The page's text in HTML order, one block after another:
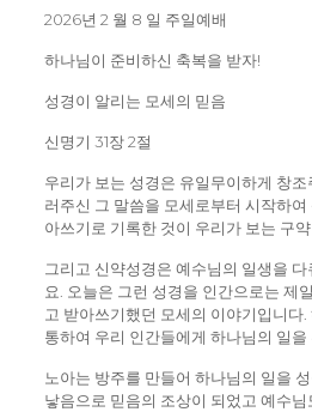
2026년 2 월 8 일 주일예배
하나님이 준비하신 축복을 받자!
성경이 알리는 모세의 믿음
신명기 31장 2절
우리가 보는 성경은 유일무이하게 창
러주신 그 말씀을 모세로부터 시작하
아쓰기로 기록한 것이 우리가 보는 구
그리고 신약성경은 예수님의 일생을
요. 오늘은 그런 성경을 인간으로는 제
고 받아쓰기했던 모세의 이야기입니다
통하여 우리 인간들에게 하나님의 일을
노아는 방주를 만들어 하나님의 일을
낳음으로 믿음의 조상이 되었고 예수